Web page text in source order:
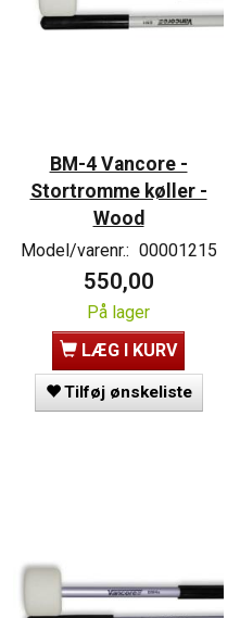
BM-4 Vancore -
Stortromme køller -
Wood
Model/varenr.: 00001215
550,00
På lager
LÆG I KURV
Tilføj ønskeliste